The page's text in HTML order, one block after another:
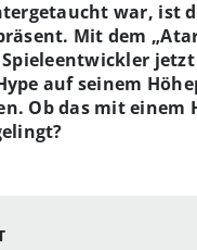
war, ist
Mit dem
jetzt
auf seinem
Ob das mit einem